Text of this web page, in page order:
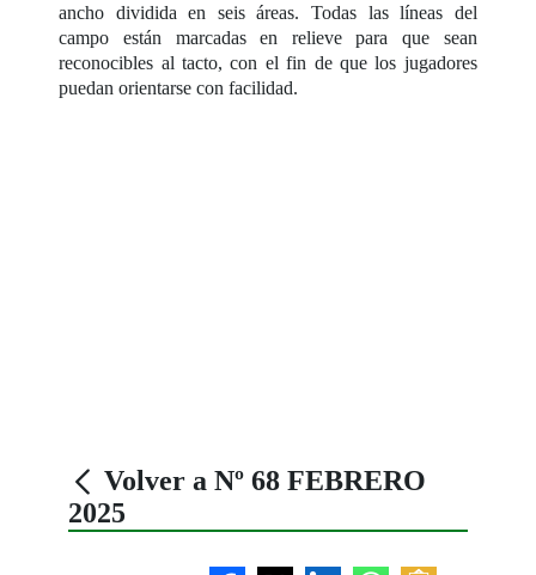
ancho dividida en seis áreas. Todas las líneas del
campo están marcadas en relieve para que sean
reconocibles al tacto, con el fin de que los jugadores
puedan orientarse con facilidad.
Volver a Nº 68 FEBRERO
2025